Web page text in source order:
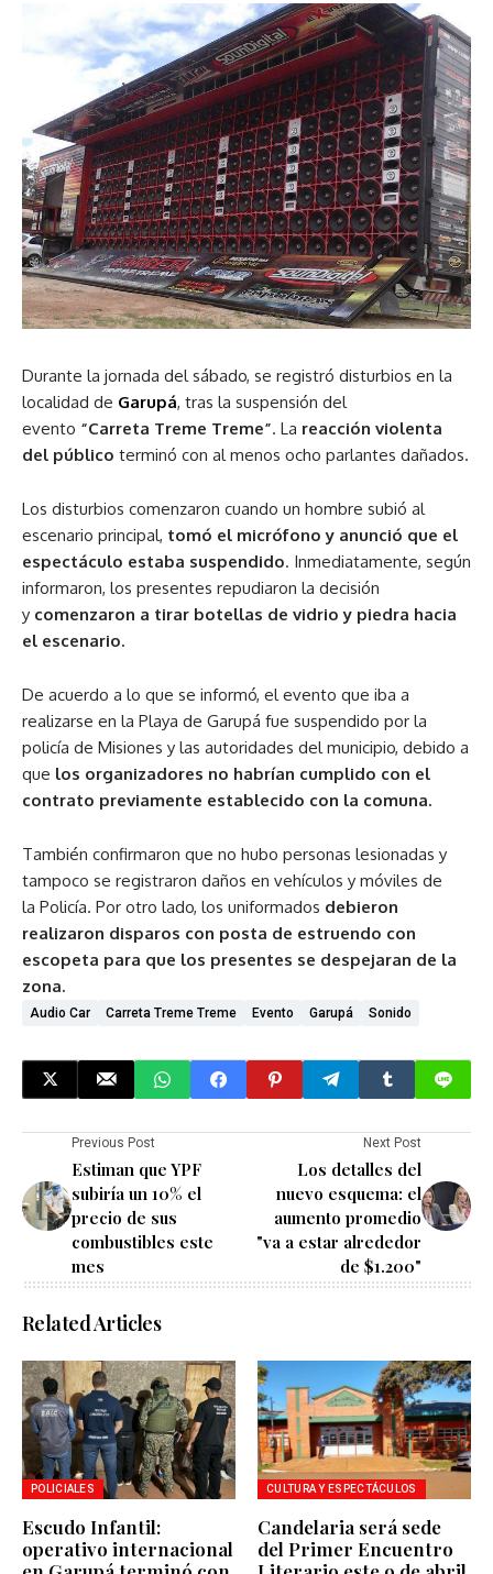
Durante la jornada del sábado, se registró disturbios en la
localidad de Garupá, tras la suspensión del
evento “Carreta Treme Treme”. La reacción violenta
del público terminó con al menos ocho parlantes dañados.
Los disturbios comenzaron cuando un hombre subió al
escenario principal, tomó el micrófono y anunció que el
espectáculo estaba suspendido. Inmediatamente, según
informaron, los presentes repudiaron la decisión
y comenzaron a tirar botellas de vidrio y piedra hacia
el escenario.
De acuerdo a lo que se informó, el evento que iba a
realizarse en la Playa de Garupá fue suspendido por la
policía de Misiones y las autoridades del municipio, debido a
que los organizadores no habrían cumplido con el
contrato previamente establecido con la comuna.
También confirmaron que no hubo personas lesionadas y
tampoco se registraron daños en vehículos y móviles de
la Policía. Por otro lado, los uniformados debieron
realizaron disparos con posta de estruendo con
escopeta para que los presentes se despejaran de la
zona.
Audio Car Carreta Treme Treme Evento Garupá Sonido
Previous Post
Estiman que YPF
subiría un 10% el
precio de sus
combustibles este
mes
Next Post
Los detalles del
nuevo esquema: el
aumento promedio
"va a estar alrededor
de $1.200"
Related Articles
POLICIALES
Escudo Infantil:
operativo internacional
CULTURA Y ESPECTÁCULOS
Candelaria será sede
del Primer Encuentro